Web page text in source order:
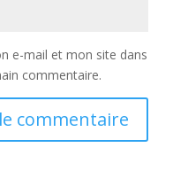
e-mail et mon site dans
commentaire.